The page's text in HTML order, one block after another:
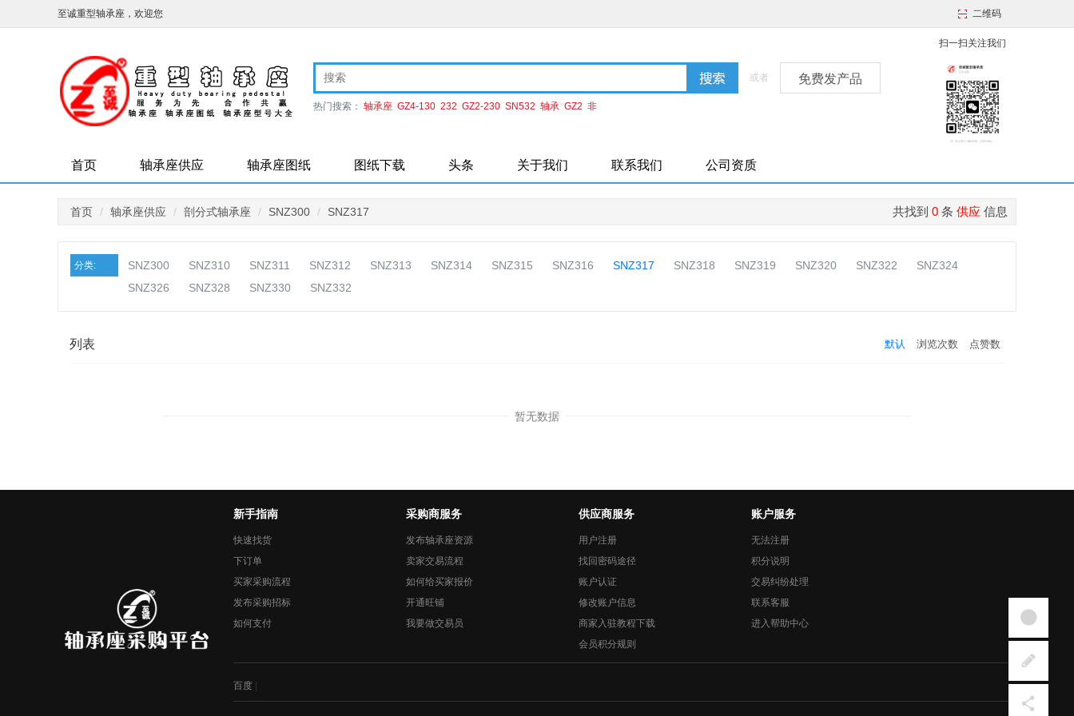
至诚重型轴承座，欢迎您 二维码
或者 免费发产品
热门搜索： 轴承座 GZ4-130 232 GZ2-230 SN532 轴承 GZ2 非
扫一扫关注我们
首页 轴承座供应 轴承座图纸 图纸下载 头条 关于我们 联系我们 公司资质
首页 轴承座供应 剖分式轴承座 SNZ300 SNZ317 共找到 0 条 供应 信息
分类: SNZ300 SNZ310 SNZ311 SNZ312 SNZ313 SNZ314 SNZ315 SNZ316 SNZ317 SNZ318 SNZ319 SNZ320 SNZ322
SNZ324
SNZ326
SNZ328 SNZ330 SNZ332
列表 默认 浏览次数 点赞数
暂无数据
新手指南
快速找货
下订单
买家采购流程
发布采购招标
如何支付
采购商服务
发布轴承座资源
卖家交易流程
如何给买家报价
开通旺铺
我要做交易员
供应商服务
用户注册
找回密码途径
账户认证
修改账户信息
商家入驻教程下载
会员积分规则
账户服务
无法注册
积分说明
交易纠纷处理
联系客服
进入帮助中心
百度 |